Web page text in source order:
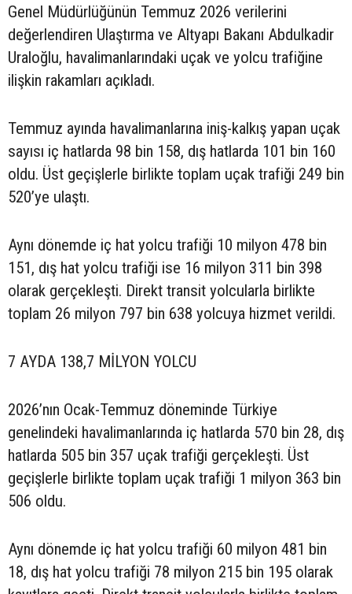
Genel Müdürlüğünün Temmuz 2026 verilerini
değerlendiren Ulaştırma ve Altyapı Bakanı Abdulkadir
Uraloğlu, havalimanlarındaki uçak ve yolcu trafiğine
ilişkin rakamları açıkladı.
Temmuz ayında havalimanlarına iniş-kalkış yapan uçak
sayısı iç hatlarda 98 bin 158, dış hatlarda 101 bin 160
oldu. Üst geçişlerle birlikte toplam uçak trafiği 249 bin
520’ye ulaştı.
Aynı dönemde iç hat yolcu trafiği 10 milyon 478 bin
151, dış hat yolcu trafiği ise 16 milyon 311 bin 398
olarak gerçekleşti. Direkt transit yolcularla birlikte
toplam 26 milyon 797 bin 638 yolcuya hizmet verildi.
7 AYDA 138,7 MİLYON YOLCU
2026’nın Ocak-Temmuz döneminde Türkiye
genelindeki havalimanlarında iç hatlarda 570 bin 28, dış
hatlarda 505 bin 357 uçak trafiği gerçekleşti. Üst
geçişlerle birlikte toplam uçak trafiği 1 milyon 363 bin
506 oldu.
Aynı dönemde iç hat yolcu trafiği 60 milyon 481 bin
18, dış hat yolcu trafiği 78 milyon 215 bin 195 olarak